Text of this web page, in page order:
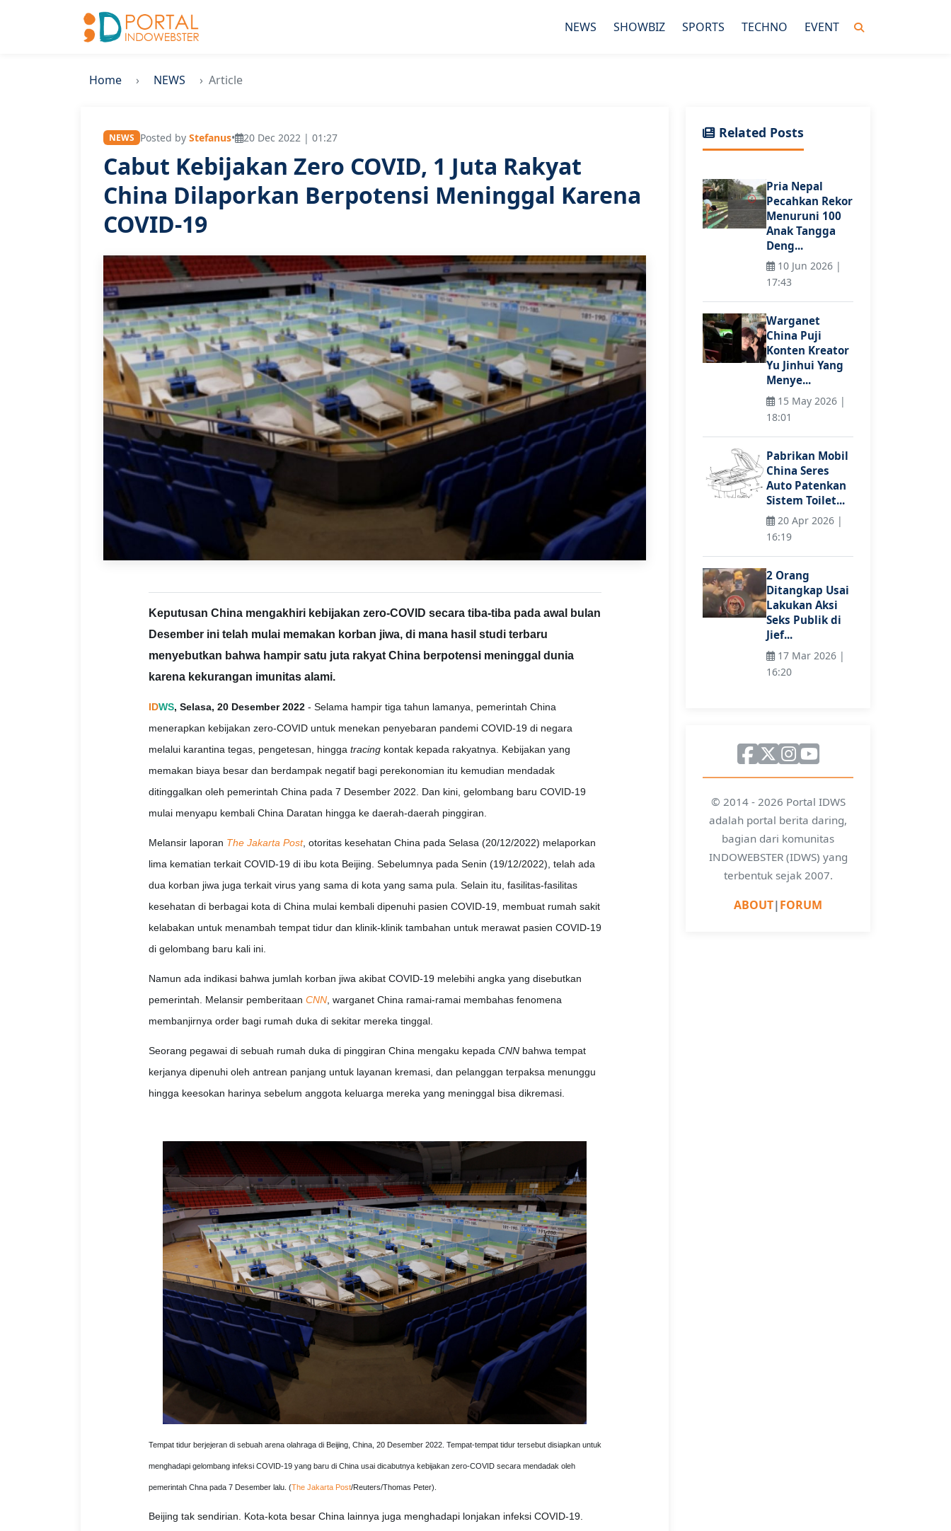
NEWS SHOWBIZ SPORTS TECHNO EVENT
Home NEWS Article
NEWS Posted by Stefanus• 20 Dec 2022 | 01:27
Cabut Kebijakan Zero COVID, 1 Juta Rakyat
China Dilaporkan Berpotensi Meninggal Karena
COVID-19
Keputusan China mengakhiri kebijakan zero-COVID secara tiba-tiba pada awal bulan
Desember ini telah mulai memakan korban jiwa, di mana hasil studi terbaru
menyebutkan bahwa hampir satu juta rakyat China berpotensi meninggal dunia
karena kekurangan imunitas alami.
IDWS, Selasa, 20 Desember 2022- Selama hampir tiga tahun lamanya, pemerintah China
menerapkan kebijakan zero-COVID untuk menekan penyebaran pandemi COVID-19 di negara
melalui karantina tegas, pengetesan, hingga tracing kontak kepada rakyatnya. Kebijakan yang
memakan biaya besar dan berdampak negatif bagi perekonomian itu kemudian mendadak
ditinggalkan oleh pemerintah China pada 7 Desember 2022. Dan kini, gelombang baru COVID-19
mulai menyapu kembali China Daratan hingga ke daerah-daerah pinggiran.
Melansir laporan The Jakarta Post, otoritas kesehatan China pada Selasa (20/12/2022) melaporkan
lima kematian terkait COVID-19 di ibu kota Beijing. Sebelumnya pada Senin (19/12/2022), telah ada
dua korban jiwa juga terkait virus yang sama di kota yang sama pula. Selain itu, fasilitas-fasilitas
kesehatan di berbagai kota di China mulai kembali dipenuhi pasien COVID-19, membuat rumah sakit
kelabakan untuk menambah tempat tidur dan klinik-klinik tambahan untuk merawat pasien COVID-19
di gelombang baru kali ini.
Namun ada indikasi bahwa jumlah korban jiwa akibat COVID-19 melebihi angka yang disebutkan
pemerintah. Melansir pemberitaan CNN, warganet China ramai-ramai membahas fenomena
membanjirnya order bagi rumah duka di sekitar mereka tinggal.
Seorang pegawai di sebuah rumah duka di pinggiran China mengaku kepada CNN bahwa tempat
kerjanya dipenuhi oleh antrean panjang untuk layanan kremasi, dan pelanggan terpaksa menunggu
hingga keesokan harinya sebelum anggota keluarga mereka yang meninggal bisa dikremasi.
Tempat tidur berjejeran di sebuah arena olahraga di Beijing, China, 20 Desember 2022. Tempat-tempat tidur tersebut disiapkan untuk
menghadapi gelombang infeksi COVID-19 yang baru di China usai dicabutnya kebijakan zero-COVID secara mendadak oleh
pemerintah Chna pada 7 Desember lalu. (The Jakarta Post/Reuters/Thomas Peter).
Beijing tak sendirian. Kota-kota besar China lainnya juga menghadapi lonjakan infeksi COVID-19.
Related Posts
Pria Nepal
Pecahkan Rekor
Menuruni 100
Anak Tangga
Deng...
10 Jun 2026 |
17:43
Warganet
China Puji
Konten Kreator
Yu Jinhui Yang
Menye...
15 May 2026 |
18:01
Pabrikan Mobil
China Seres
Auto Patenkan
Sistem Toilet...
20 Apr 2026 |
16:19
2 Orang
Ditangkap Usai
Lakukan Aksi
Seks Publik di
Jief...
17 Mar 2026 |
16:20
© 2014 - 2026 Portal IDWS
adalah portal berita daring,
bagian dari komunitas
INDOWEBSTER (IDWS) yang
terbentuk sejak 2007.
ABOUT|FORUM